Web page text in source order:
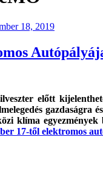
18, 2019
előtt
gazdaságra
klíma
17-től elektromos